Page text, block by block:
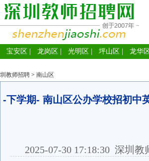
宝安区 龙岗区 光明区 坪山区 龙华区
圳教师招聘 > 南山区
-下学期- 南山区公办学校招初中
2025-07-30 17:18:30 深圳教